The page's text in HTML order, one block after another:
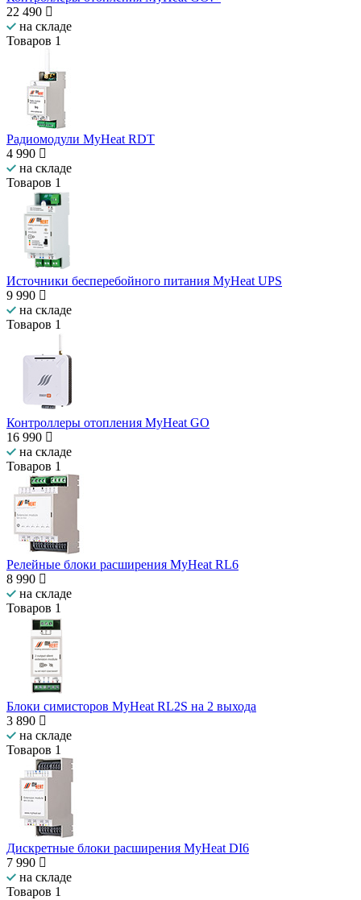
22 490
на складе
Товаров 1
Радиомодули MyHeat RDT
4 990
на складе
Товаров 1
Источники бесперебойного питания MyHeat UPS
9 990
на складе
Товаров 1
Контроллеры отопления MyHeat GO
16 990
на складе
Товаров 1
Релейные блоки расширения MyHeat RL6
8 990
на складе
Товаров 1
Блоки симисторов MyHeat RL2S на 2 выхода
3 890
на складе
Товаров 1
Дискретные блоки расширения MyHeat DI6
7 990
на складе
Товаров 1